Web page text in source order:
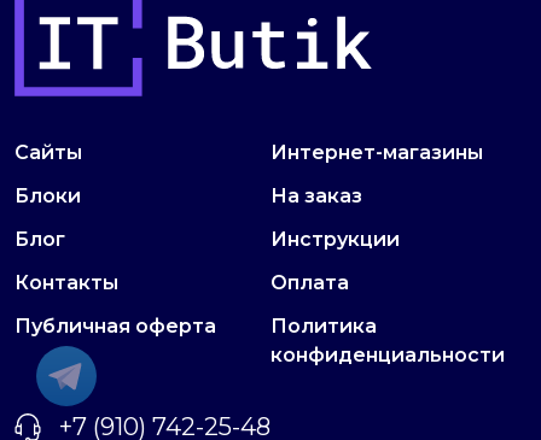
Сайты
Интернет-магазины
Блоки
На заказ
Блог
Инструкции
Контакты
Оплата
Публичная оферта
Политика
конфиденциальности
+7 (910) 742-25-48